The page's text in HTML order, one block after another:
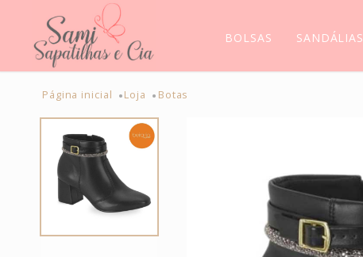
BOLSAS SANDÁLIAS
Página inicial Loja Botas